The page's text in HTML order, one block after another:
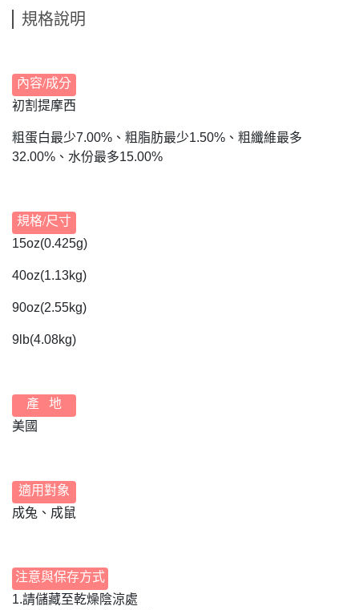
規格說明
內容/成分
初割提摩西
粗蛋白最少7.00%、粗脂肪最少1.50%、粗纖維最多
32.00%、水份最多15.00%
規格/尺寸
15oz(0.425g)
40oz(1.13kg)
90oz(2.55kg)
9lb(4.08kg)
產 地
美國
適用對象
成兔、成鼠
注意與保存方式
1.請儲藏至乾燥陰涼處